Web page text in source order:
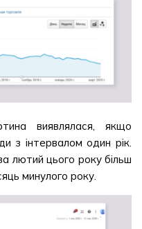
виявлялася, якщо
з інтервалом один рік.
лютий цього року більш
минулого року.